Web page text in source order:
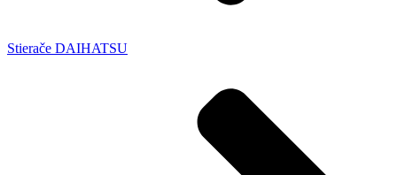
Stierače DAIHATSU